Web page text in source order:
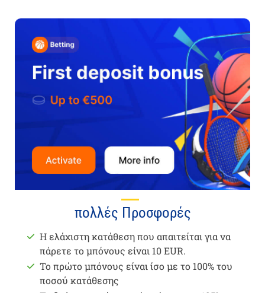
πολλές Προσφορές
Η ελάχιστη κατάθεση που απαιτείται για να
πάρετε το μπόνους είναι 10 EUR.
Το πρώτο μπόνους είναι ίσο με το 100% του
ποσού κατάθεσης